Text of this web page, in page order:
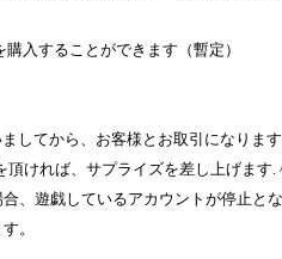
入することができます（暫定）
してから、お客様とお取引になります
ければ、サプライズを差し上げます.
、遊戯しているアカウントが停止と
。